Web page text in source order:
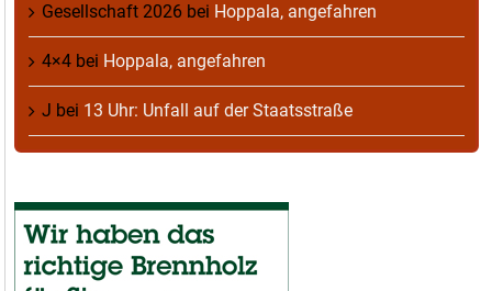
Gesellschaft 2026 bei Hoppala, angefahren
4×4 bei Hoppala, angefahren
J bei 13 Uhr: Unfall auf der Staatsstraße